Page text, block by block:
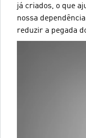
já criados, o que
nossa
reduzir a pegada